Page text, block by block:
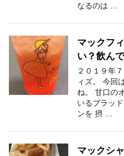
なるのは …
マックフ
い？飲ん
２０１９年
ィズ。 今回
ね。 甘口の
いるブラッ
ンを 摂 …
マックシ